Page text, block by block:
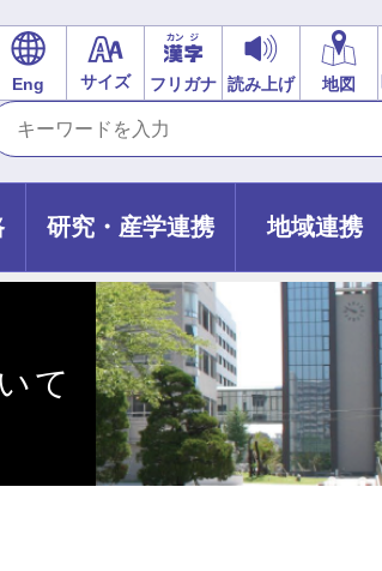
Eng サイズ フリガナ 読み上げ 地図
研究・産学連携 地域連携
て